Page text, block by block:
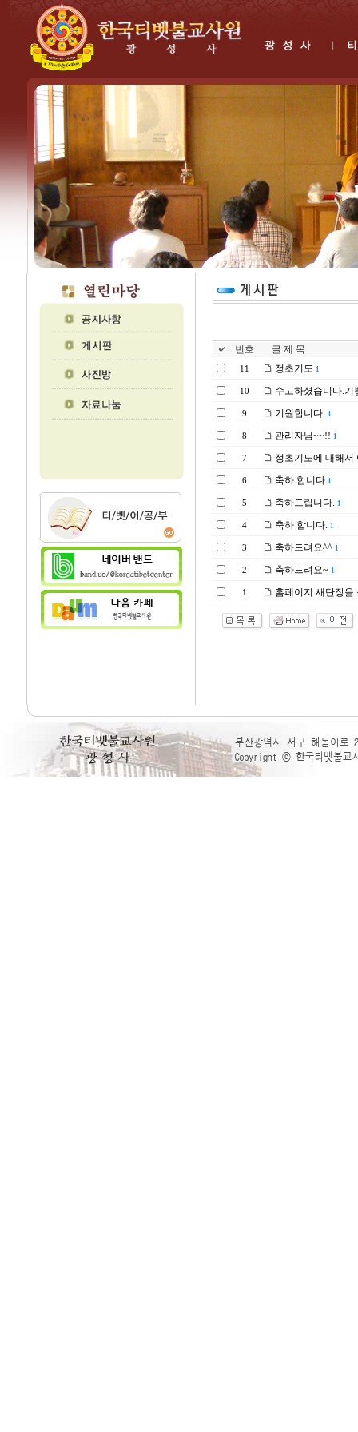
번호 글 제 목
11 정초기도 1
10 수고하셨습니다.기
9 기원합니다. 1
8 관리자님~~!! 1
7 정초기도에 대해서
6 축하 합니다 1
5 축하드립니다. 1
4 축하 합니다. 1
3 축하드려요^^ 1
2 축하드려요~ 1
1 홈페이지 새단장을